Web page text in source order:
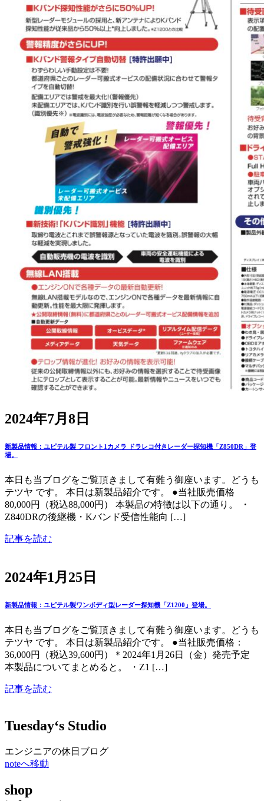
2024年7月8日
新製品情報：ユピテル製 フロント1カメラ ドラレコ付きレーダー探知機「Z850DR」登
場。
本日も当ブログをご覧頂きまして有難う御座います。どうも
テツヤ です。 本日は新製品紹介です。 ●当社販売価格
80,000円（税込88,000円） 本製品の特徴は以下の通り。 ・
Z840DRの後継機・Kバンド受信性能向 […]
記事を読む
2024年1月25日
新製品情報：ユピテル製ワンボディ型レーダー探知機「Z1200」登場。
本日も当ブログをご覧頂きまして有難う御座います。どうも
テツヤ です。 本日は新製品紹介です。 ●当社販売価格：
36,000円（税込39,600円）＊2024年1月26日（金）発売予定
本製品についてまとめると。 ・Z1 […]
記事を読む
Tuesday‘s Studio
エンジニアの休日ブログ
noteへ移動
shop